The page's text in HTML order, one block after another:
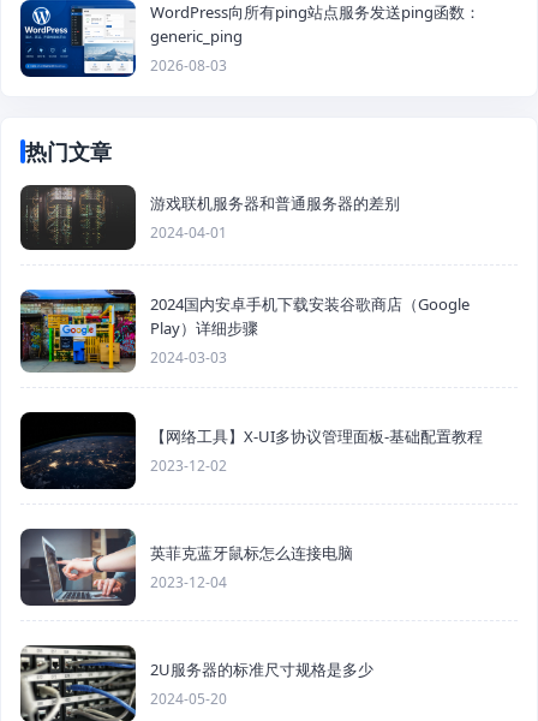
WordPress向所有ping站点服务发送ping函数：
generic_ping
2026-08-03
热门文章
游戏联机服务器和普通服务器的差别
2024-04-01
2024国内安卓手机下载安装谷歌商店（Google
Play）详细步骤
2024-03-03
【网络工具】X-UI多协议管理面板-基础配置教程
2023-12-02
英菲克蓝牙鼠标怎么连接电脑
2023-12-04
2U服务器的标准尺寸规格是多少
2024-05-20